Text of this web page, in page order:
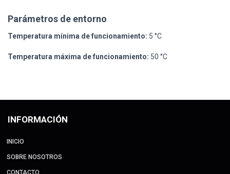
Parámetros de entorno
Temperatura mínima de funcionamiento: 5 °C
Temperatura máxima de funcionamiento: 50 °C
INFORMACIÓN
INICIO
SOBRE NOSOTROS
CONTACTO